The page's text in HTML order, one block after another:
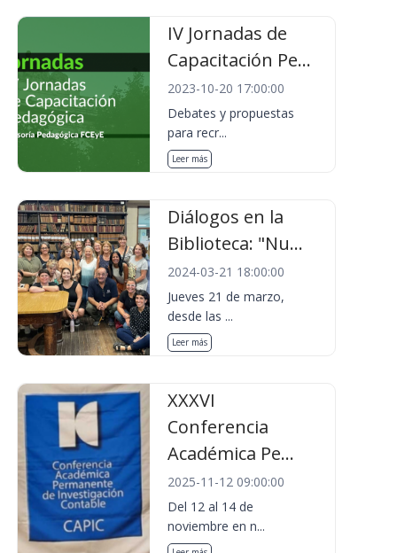
IV Jornadas de
Capacitación Pe...
2023-10-20 17:00:00
Debates y propuestas
para recr...
Leer más
Diálogos en la
Biblioteca: "Nu...
2024-03-21 18:00:00
Jueves 21 de marzo,
desde las ...
Leer más
XXXVI
Conferencia
Académica Pe...
2025-11-12 09:00:00
Del 12 al 14 de
noviembre en n...